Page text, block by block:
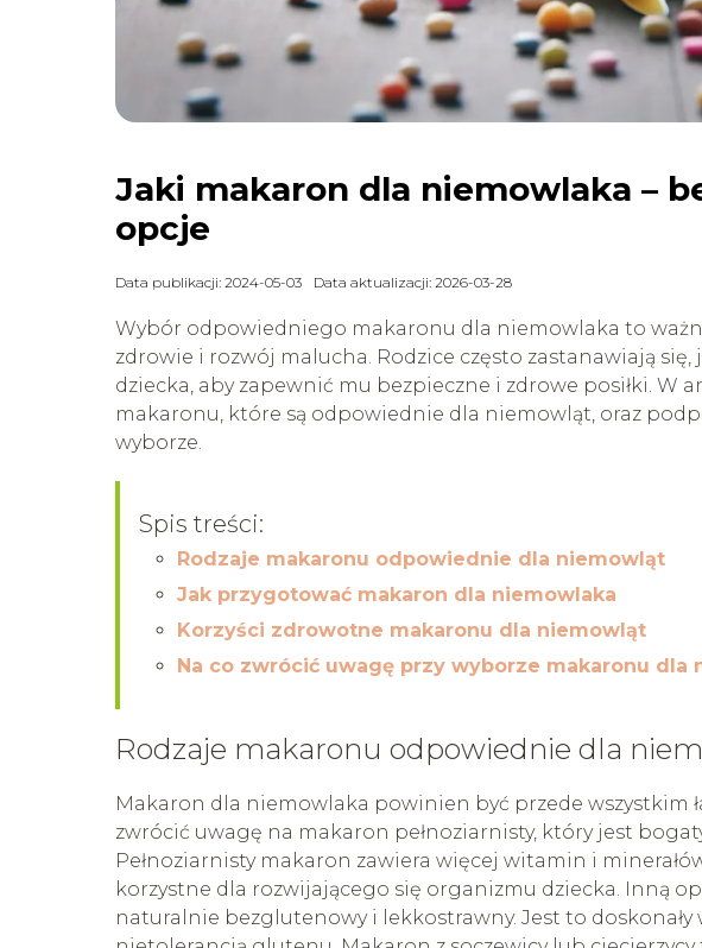
Jaki makaron dla niemowlaka –
opcje
Data publikacji: 2024-05-03 Data aktualizacji: 2026-03-28
Wybór odpowiedniego makaronu dla niemowlaka to
zdrowie i rozwój malucha. Rodzice często zastanawiają
dziecka, aby zapewnić mu bezpieczne i zdrowe posiłki. W
makaronu, które są odpowiednie dla niemowląt, oraz
wyborze.
Spis treści:
Rodzaje makaronu odpowiednie dla niemowląt
Jak przygotować makaron dla niemowlaka
Korzyści zdrowotne makaronu dla niemowląt
Na co zwrócić uwagę przy wyborze makaronu dla
Rodzaje makaronu odpowiednie dla
Makaron dla niemowlaka powinien być przede wszystkim
zwrócić uwagę na makaron pełnoziarnisty, który jest
Pełnoziarnisty makaron zawiera więcej witamin i
korzystne dla rozwijającego się organizmu dziecka. Inną
naturalnie bezglutenowy i lekkostrawny. Jest to